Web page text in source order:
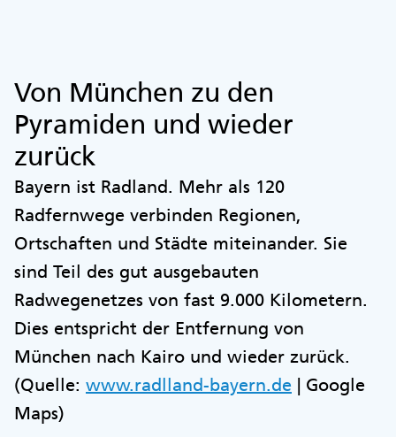
Von München zu den
Pyramiden und wieder
zurück
Bayern ist Radland. Mehr als 120
Radfernwege verbinden Regionen,
Ortschaften und Städte miteinander. Sie
sind Teil des gut ausgebauten
Radwegenetzes von fast 9.000 Kilometern.
Dies entspricht der Entfernung von
München nach Kairo und wieder zurück.
(Quelle: www.radlland-bayern.de | Google
Maps)